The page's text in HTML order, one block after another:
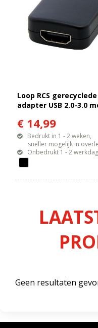
Loop RCS
adapter USB 2.0-3.0
€ 14,99
Bedrukt in 1 - 2 weken,
sneller mogelijk in
Onbedrukt 1 - 2
Geen resultaten